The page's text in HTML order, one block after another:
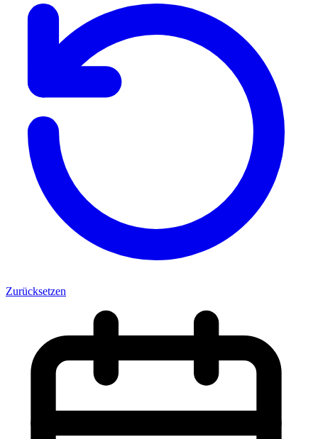
Zurücksetzen